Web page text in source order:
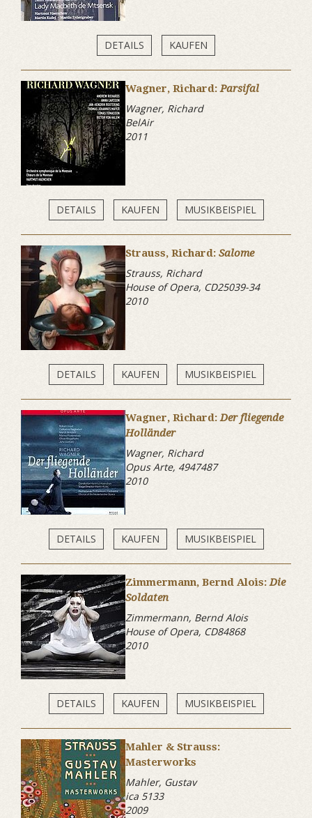
DETAILS KAUFEN
Wagner, Richard:Parsifal
Wagner, Richard
BelAir
2011
DETAILS KAUFEN MUSIKBEISPIEL
Strauss, Richard: Salome
Strauss, Richard
House of Opera, CD25039-34
2010
DETAILS KAUFEN MUSIKBEISPIEL
Wagner, Richard:Der fliegende
Holländer
Wagner, Richard
Opus Arte, 4947487
2010
DETAILS KAUFEN MUSIKBEISPIEL
Zimmermann, Bernd Alois:Die
Soldaten
Zimmermann, Bernd Alois
House of Opera, CD84868
2010
DETAILS KAUFEN MUSIKBEISPIEL
Mahler & Strauss:
Masterworks
Mahler, Gustav
ica 5133
2009